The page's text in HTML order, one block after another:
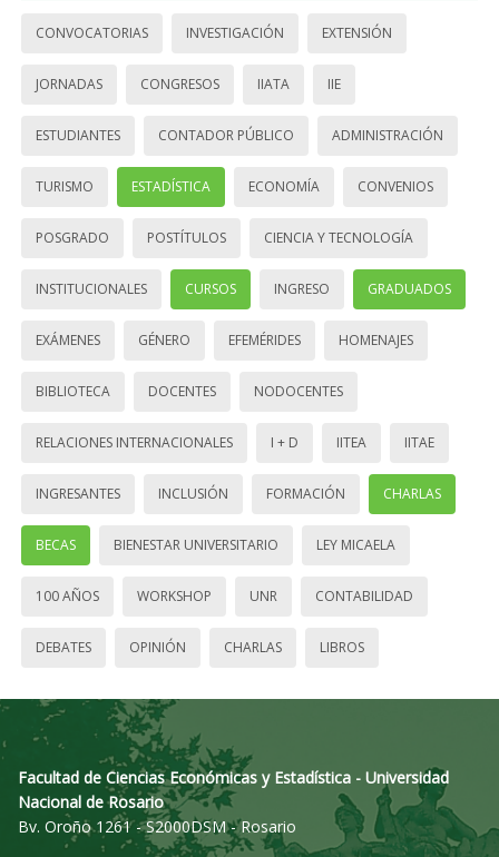
CONVOCATORIAS INVESTIGACIÓN EXTENSIÓN
JORNADAS CONGRESOS IIATA IIE
ESTUDIANTES CONTADOR PÚBLICO ADMINISTRACIÓN
TURISMO ESTADÍSTICA ECONOMÍA CONVENIOS
POSGRADO POSTÍTULOS CIENCIA Y TECNOLOGÍA
INSTITUCIONALES CURSOS INGRESO GRADUADOS
EXÁMENES GÉNERO EFEMÉRIDES HOMENAJES
BIBLIOTECA DOCENTES NODOCENTES
RELACIONES INTERNACIONALES I + D IITEA IITAE
INGRESANTES INCLUSIÓN FORMACIÓN CHARLAS
BECAS BIENESTAR UNIVERSITARIO LEY MICAELA
100 AÑOS WORKSHOP UNR CONTABILIDAD
DEBATES OPINIÓN CHARLAS LIBROS
Facultad de Ciencias Económicas y Estadística - Universidad
Nacional de Rosario
Bv. Oroño 1261 - S2000DSM - Rosario